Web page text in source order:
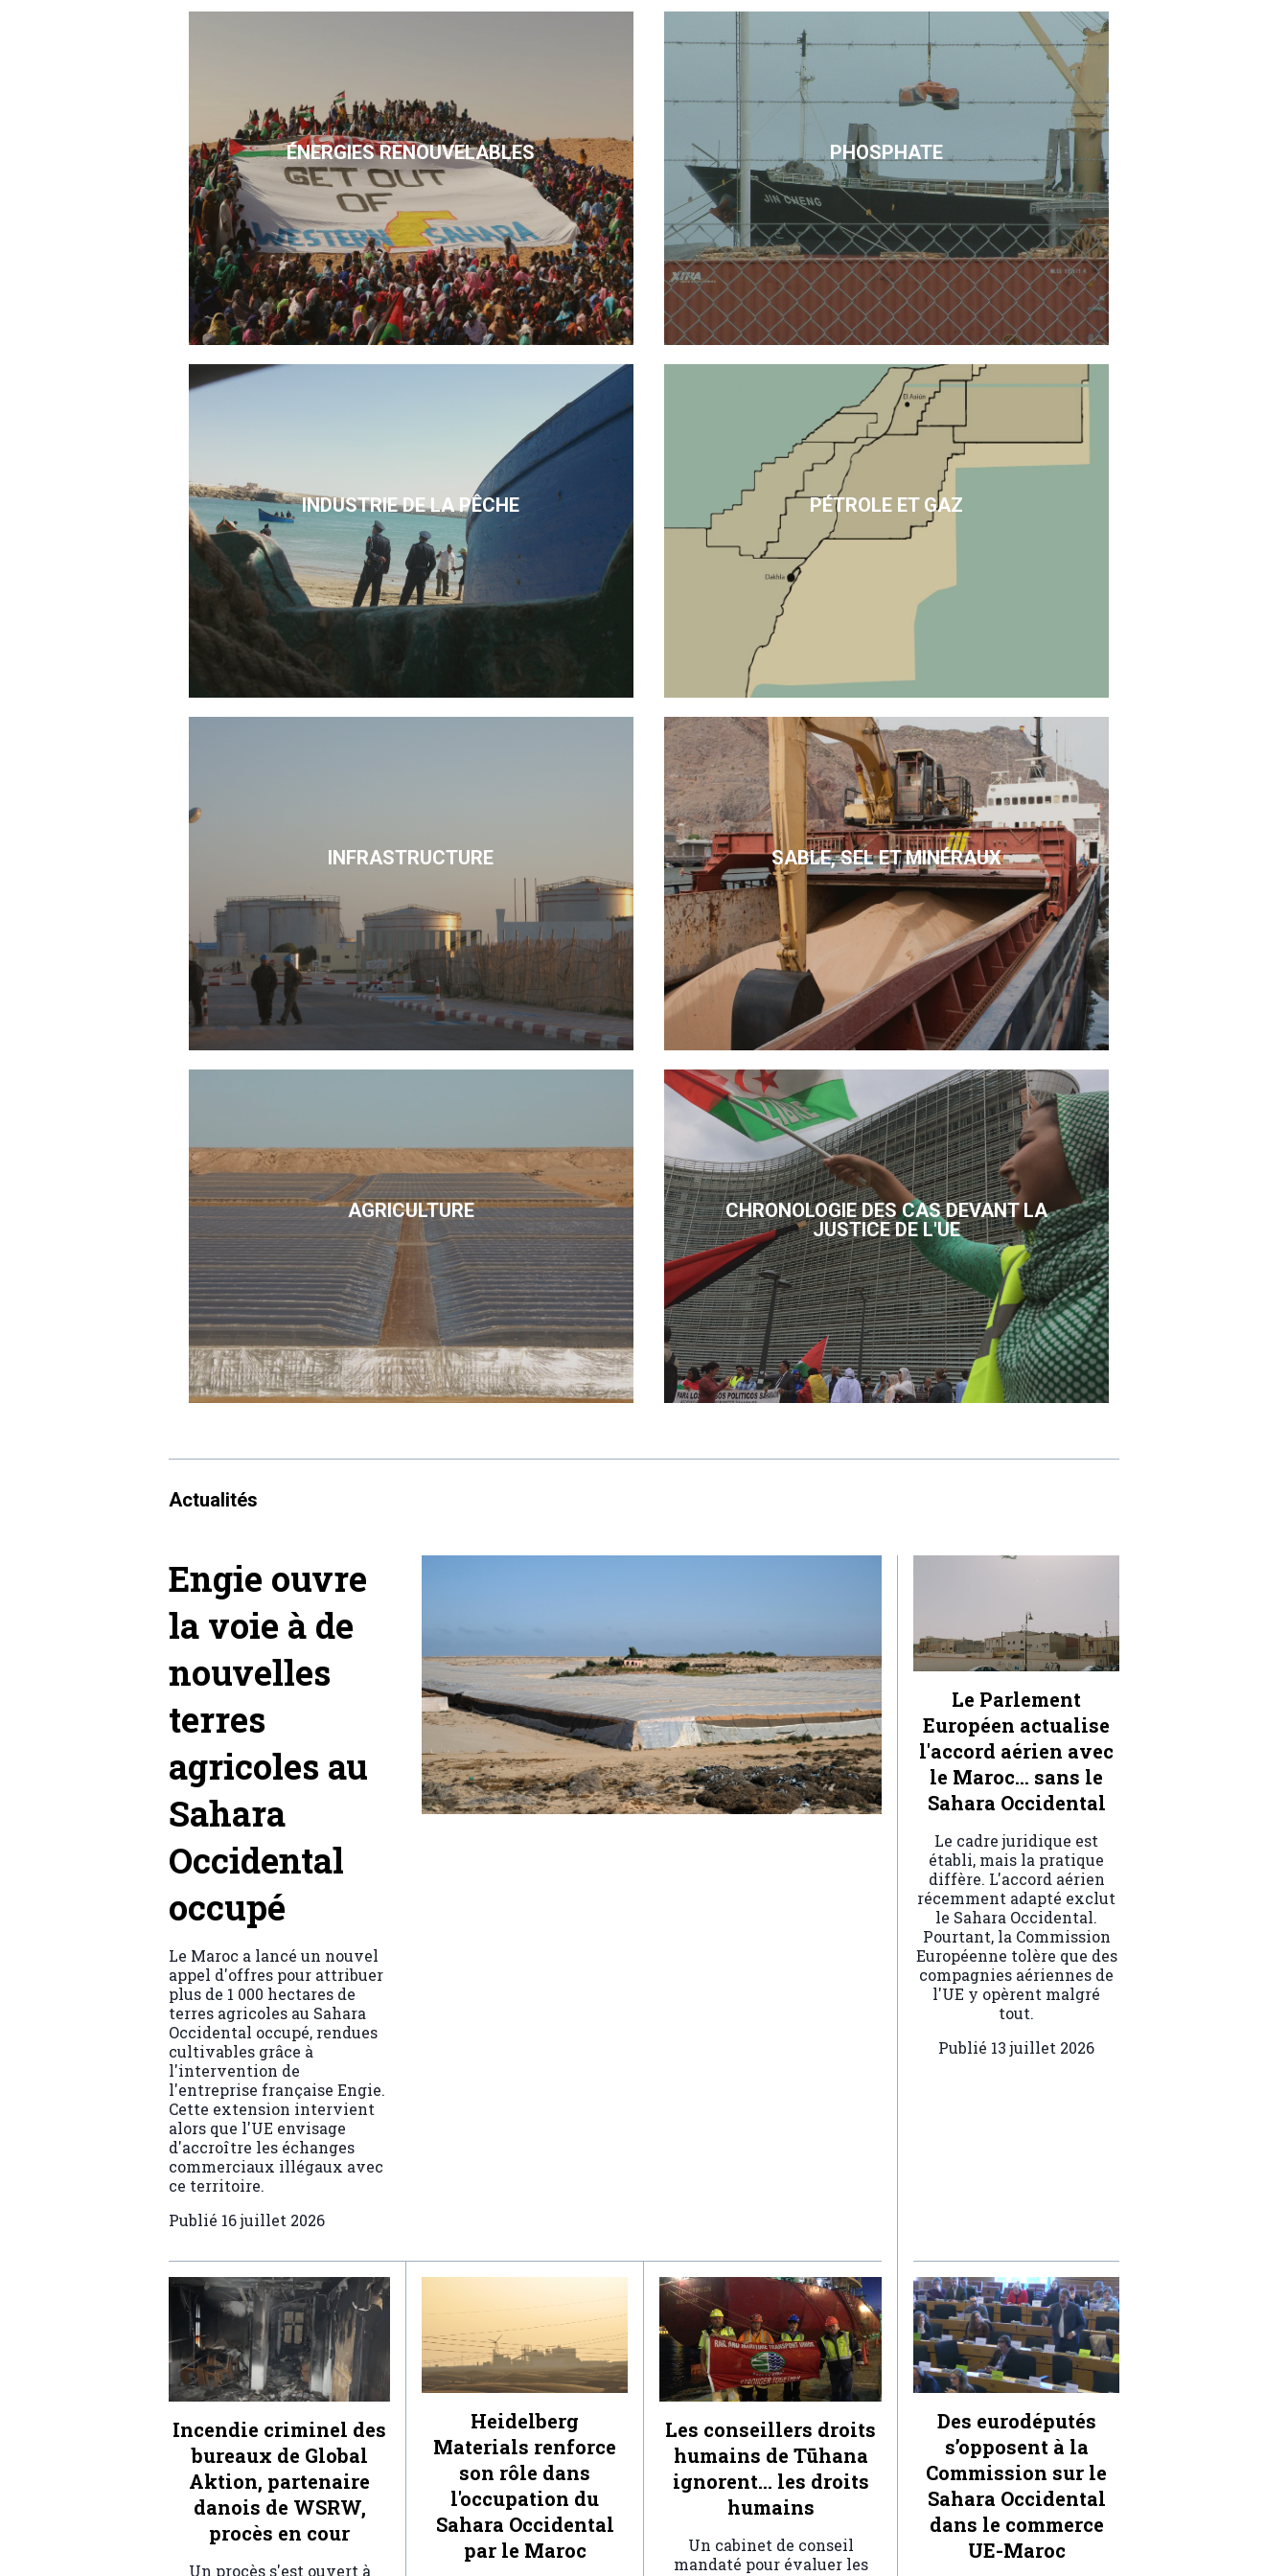
ÉNERGIES RENOUVELABLES PHOSPHATE
INDUSTRIE DE LA PÊCHE PÉTROLE ET GAZ
INFRASTRUCTURE SABLE, SEL ET MINÉRAUX
AGRICULTURE
CHRONOLOGIE DES CAS DEVANT LA
JUSTICE DE L'UE
Actualités
Engie ouvre
la voie à de
nouvelles
terres
agricoles au
Sahara
Occidental
occupé
Le Maroc a lancé un nouvel
appel d'offres pour attribuer
plus de 1 000 hectares de
terres agricoles au Sahara
Occidental occupé, rendues
cultivables grâce à
l'intervention de
l'entreprise française Engie.
Cette extension intervient
alors que l'UE envisage
d'accroître les échanges
commerciaux illégaux avec
ce territoire.
Publié 16 juillet 2026
Le Parlement
Européen actualise
l'accord aérien avec
le Maroc… sans le
Sahara Occidental
Le cadre juridique est
établi, mais la pratique
diffère. L'accord aérien
récemment adapté exclut
le Sahara Occidental.
Pourtant, la Commission
Européenne tolère que des
compagnies aériennes de
l'UE y opèrent malgré
tout.
Publié 13 juillet 2026
Incendie criminel des
bureaux de Global
Aktion, partenaire
danois de WSRW,
procès en cour
Un procès s'est ouvert à
Heidelberg
Materials renforce
son rôle dans
l'occupation du
Sahara Occidental
par le Maroc
Les conseillers droits
humains de Tūhana
ignorent… les droits
humains
Un cabinet de conseil
mandaté pour évaluer les
Des eurodéputés
s’opposent à la
Commission sur le
Sahara Occidental
dans le commerce
UE-Maroc